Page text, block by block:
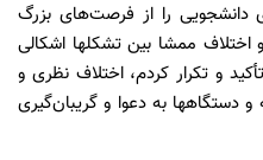
دانشجویی را از فرصت‌های بزرگ
اختلاف ممشا بین تشکلها اشکالی
و تکرار کردم، اختلاف نظری و
به دعوا و گریبان‌گیری